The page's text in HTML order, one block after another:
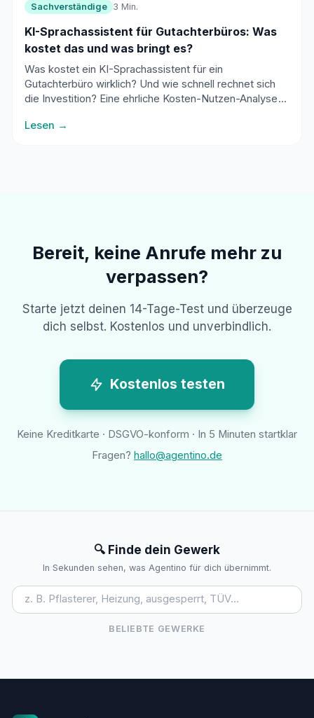
Sachverständige 3 Min.
KI-Sprachassistent für Gutachterbüros: Was
kostet das und was bringt es?
Was kostet ein KI-Sprachassistent für ein
Gutachterbüro wirklich? Und wie schnell rechnet sich
die Investition? Eine ehrliche Kosten-Nutzen-Analyse
Lesen →
Bereit, keine Anrufe mehr zu
verpassen?
Starte jetzt deinen 14-Tage-Test und überzeuge
dich selbst. Kostenlos und unverbindlich.
Kostenlos testen
Keine Kreditkarte · DSGVO-konform · In 5 Minuten startklar
Fragen? hallo@agentino.de
🔍 Finde dein Gewerk
In Sekunden sehen, was Agentino für dich übernimmt.
BELIEBTE GEWERKE